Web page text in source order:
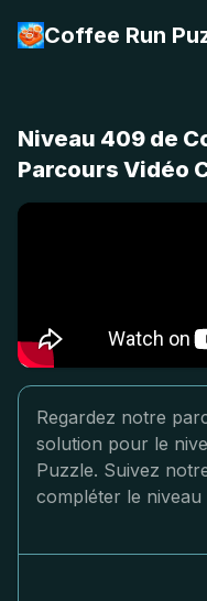
Coffee Run
Niveau 409 de
Parcours Vidéo
Regardez notre
solution pour le
Puzzle. Suivez
compléter le